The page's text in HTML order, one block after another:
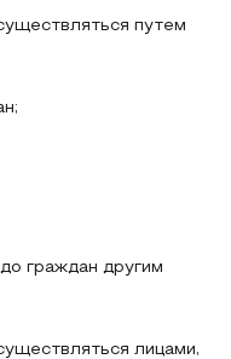
путем
граждан другим
лицами,